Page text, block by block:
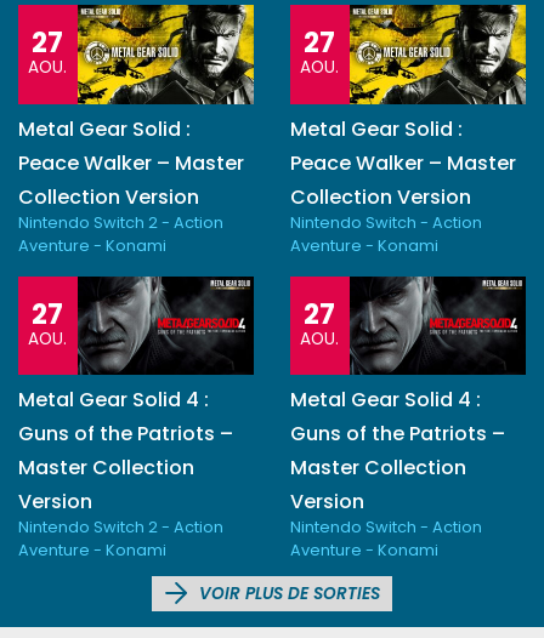
27
AOU.
Metal Gear Solid :
Peace Walker – Master
Collection Version
Nintendo Switch 2 - Action
Aventure - Konami
27
AOU.
Metal Gear Solid :
Peace Walker – Master
Collection Version
Nintendo Switch - Action
Aventure - Konami
27
AOU.
Metal Gear Solid 4 :
Guns of the Patriots –
Master Collection
Version
Nintendo Switch 2 - Action
Aventure - Konami
27
AOU.
Metal Gear Solid 4 :
Guns of the Patriots –
Master Collection
Version
Nintendo Switch - Action
Aventure - Konami
VOIR PLUS DE SORTIES